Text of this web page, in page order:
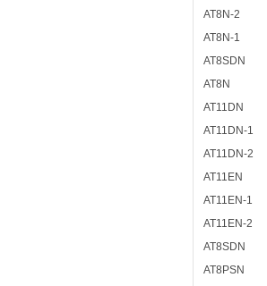
AT8N-2
AT8N-1
AT8SDN
AT8N
AT11DN
AT11DN-1
AT11DN-2
AT11EN
AT11EN-1
AT11EN-2
AT8SDN
AT8PSN